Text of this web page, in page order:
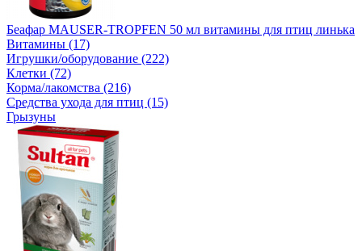
Беафар MAUSER-TROPFEN 50 мл витамины для птиц линька
Витамины (17)
Игрушки/оборудование (222)
Клетки (72)
Корма/лакомства (216)
Средства ухода для птиц (15)
Грызуны